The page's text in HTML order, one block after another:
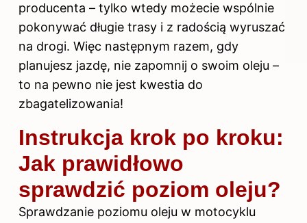
producenta – tylko wtedy możecie wspólnie
pokonywać długie trasy i z radością wyruszać
na drogi. Więc następnym razem, gdy
planujesz jazdę, nie zapomnij o swoim oleju –
to na pewno nie jest kwestia do
zbagatelizowania!
Instrukcja krok po kroku:
Jak prawidłowo
sprawdzić poziom oleju?
Sprawdzanie poziomu oleju w motocyklu